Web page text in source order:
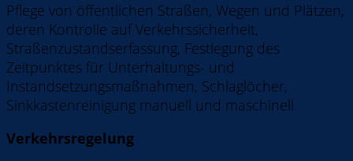
Pflege von öffentlichen Straßen, Wegen und Plätzen,
deren Kontrolle auf Verkehrssicherheit,
Straßenzustandserfassung, Festlegung des
Zeitpunktes für Unterhaltungs- und
Instandsetzungsmaßnahmen, Schlaglöcher,
Sinkkastenreinigung manuell und maschinell
Verkehrsregelung